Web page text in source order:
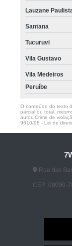
Lauzane
Santana
Tucuruvi
Vila Gustavo
Vila Medeiros
Peruíbe
O conteúdo do texto
parcial ou total,
autor. Crime de
9610/98 - Lei de
Rua das
CEP: 09090-